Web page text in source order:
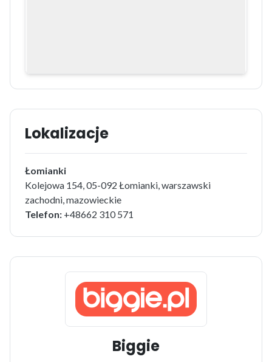
Lokalizacje
Łomianki
Kolejowa 154, 05-092 Łomianki, warszawski
zachodni, mazowieckie
Telefon: +48662 310 571
Biggie